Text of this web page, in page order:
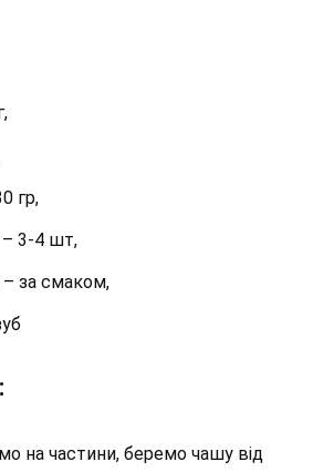
гр,
– 3-4 шт,
за смаком,
на частини, беремо чашу від